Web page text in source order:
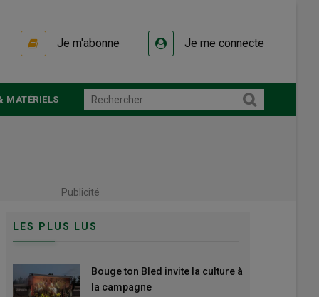
Je m'abonne Je me connecte
MATÉRIELS
Publicité
LES PLUS LUS
Bouge ton Bled invite la culture à
la campagne